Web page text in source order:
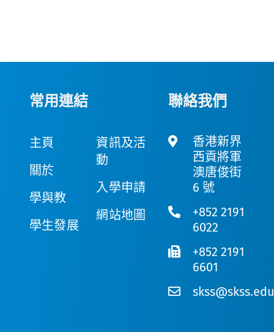
常用連結
主頁
關於
學與教
學生發展
資訊及活
動
入學申請
網站地圖
聯絡我們
香港新界
西貢將軍
澳唐俊街
6 號
+852 2191
6022
+852 2191
6601